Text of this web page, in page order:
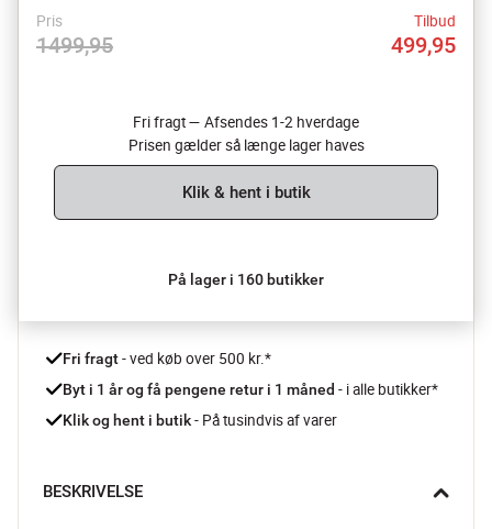
Pris
1499,95
Tilbud
499,95
Fri fragt — Afsendes 1-2 hverdage
Prisen gælder så længe lager haves
Klik & hent i butik
På lager i 160 butikker
Fri fragt - ved køb over 500 kr.*
Byt i 1 år og få pengene retur i 1 måned - i alle butikker*
Klik og hent i butik - På tusindvis af varer
BESKRIVELSE